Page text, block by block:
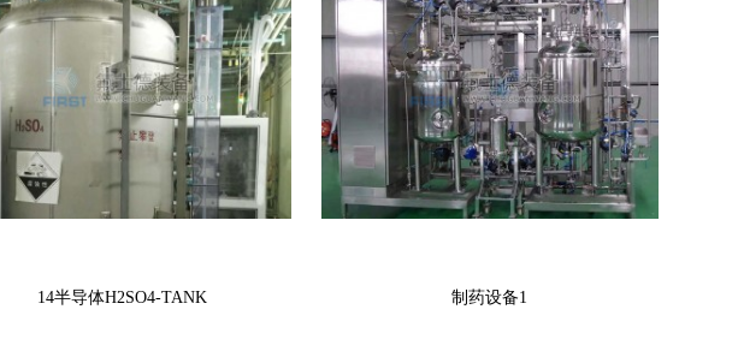
14半导体H2SO4-TANK 制药设备1